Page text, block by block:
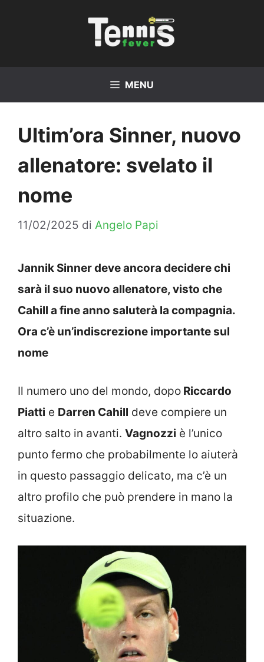
MENU
Ultim’ora Sinner, nuovo
allenatore: svelato il
nome
11/02/2025 di Angelo Papi
Jannik Sinner deve ancora decidere chi
sarà il suo nuovo allenatore, visto che
Cahill a fine anno saluterà la compagnia.
Ora c’è un’indiscrezione importante sul
nome
Il numero uno del mondo, dopo Riccardo
Piatti e Darren Cahill deve compiere un
altro salto in avanti. Vagnozzi è l’unico
punto fermo che probabilmente lo aiuterà
in questo passaggio delicato, ma c’è un
altro profilo che può prendere in mano la
situazione.